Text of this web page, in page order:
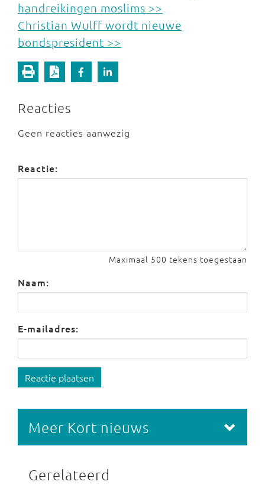
handreikingen moslims >>
Christian Wulff wordt nieuwe
bondspresident >>
Reacties
Geen reacties aanwezig
Reactie:
Maximaal 500 tekens toegestaan
Naam:
E-mailadres:
Reactie plaatsen
Meer Kort nieuws
Gerelateerd